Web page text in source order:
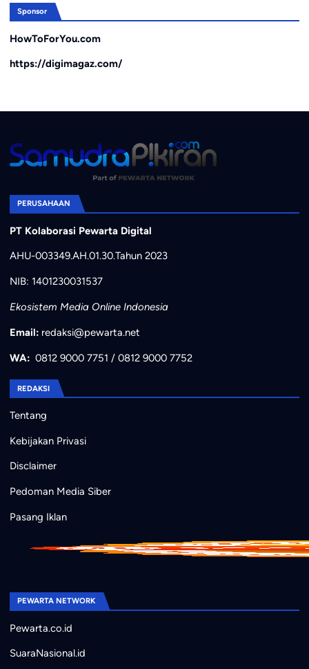
Sponsor
HowToForYou.com
https://digimagaz.com/
PERUSAHAAN
PT Kolaborasi Pewarta Digital
AHU-003349.AH.01.30.Tahun 2023
NIB: 1401230031537
Ekosistem Media Online Indonesia
Email: redaksi@pewarta.net
WA: 0812 9000 7751 / 0812 9000 7752
REDAKSI
Tentang
Kebijakan Privasi
Disclaimer
Pedoman Media Siber
Pasang Iklan
PEWARTA NETWORK
Pewarta.co.id
SuaraNasional.id